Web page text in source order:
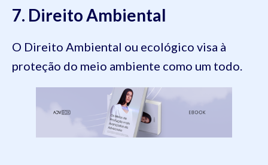
7. Direito Ambiental
O Direito Ambiental ou ecológico visa à
proteção do meio ambiente como um todo.